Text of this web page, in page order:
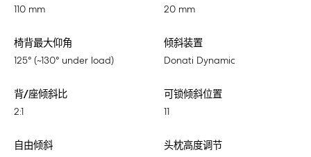
110 mm
20 mm
椅背最大仰角
125° (~130° under load)
倾斜装置
Donati Dynamic
背/座倾斜比
2:1
可锁倾斜位置
11
自由倾斜
头枕高度调节